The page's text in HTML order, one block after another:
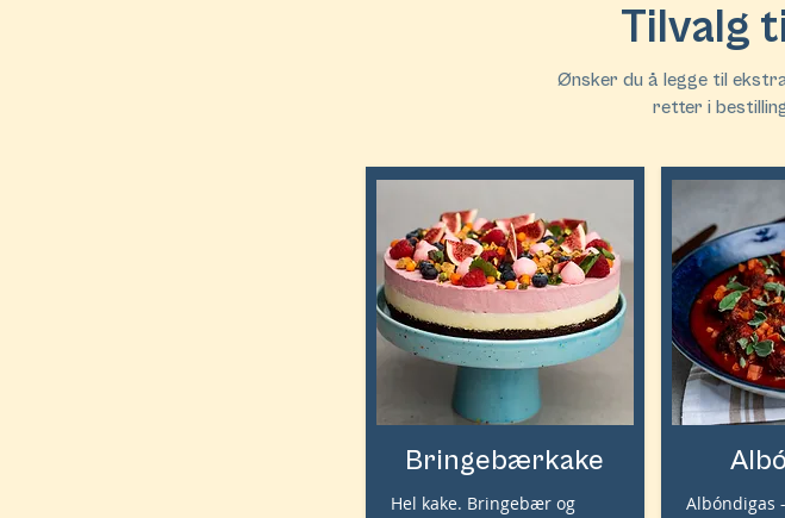
Tilvalg
Ønsker du å legge til
retter i
Bringebærkake
Hel kake. Bringebær og
Albóndigas